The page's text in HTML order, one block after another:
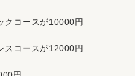
クコースが10000円
スコースが12000円